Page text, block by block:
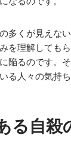
多くが見えな
を理解しても
陥るのです。
る人々の気持
る自殺